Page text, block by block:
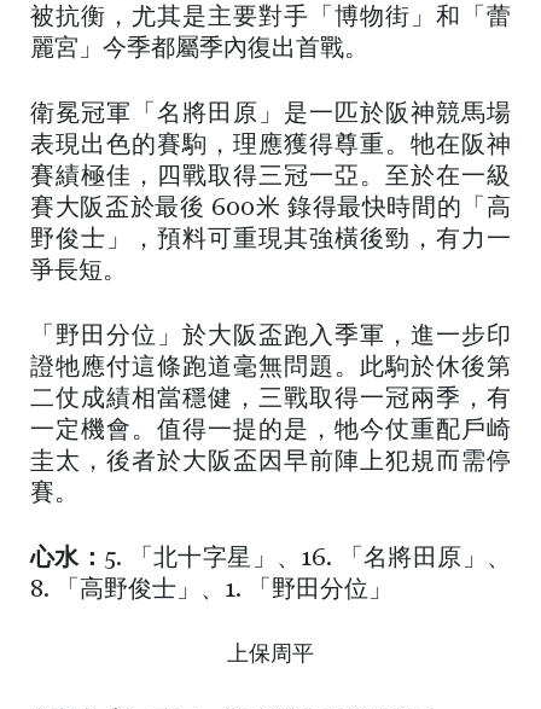
被抗衡，尤其是主要對手「博物街」和「蕾
麗宮」今季都屬季內復出首戰。
衛冕冠軍「名將田原」是一匹於阪神競馬場
表現出色的賽駒，理應獲得尊重。牠在阪神
賽績極佳，四戰取得三冠一亞。至於在一級
賽大阪盃於最後 600米 錄得最快時間的「高
野俊士」，預料可重現其強橫後勁，有力一
爭長短。
「野田分位」於大阪盃跑入季軍，進一步印
證牠應付這條跑道毫無問題。此駒於休後第
二仗成績相當穩健，三戰取得一冠兩季，有
一定機會。值得一提的是，牠今仗重配戶崎
圭太，後者於大阪盃因早前陣上犯規而需停
賽。
心水： 5. 「北十字星」、16. 「名將田原」、
8. 「高野俊士」、1. 「野田分位」
上保周平